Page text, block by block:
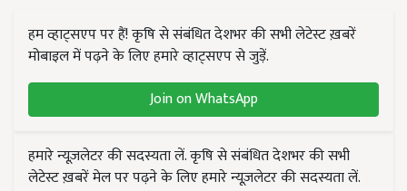
हम व्हाट्सएप पर हैं! कृषि से संबंधित देशभर की सभी लेटेस्ट ख़बरें
मोबाइल में पढ़ने के लिए हमारे व्हाट्सएप से जुड़ें.
Join on WhatsApp
हमारे न्यूज़लेटर की सदस्यता लें. कृषि से संबंधित देशभर की सभी
लेटेस्ट ख़बरें मेल पर पढ़ने के लिए हमारे न्यूज़लेटर की सदस्यता लें.